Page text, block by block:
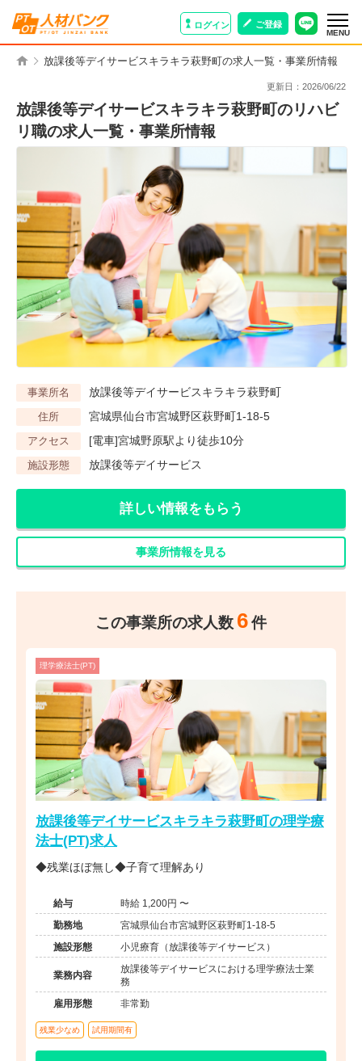
ログイン ご登録
MENU
放課後等デイサービスキラキラ萩野町の求人一覧・事業所情報
更新日： 2026/06/22
放課後等デイサービスキラキラ萩野町のリハビ
リ職の求人一覧・事業所情報
事業所名 放課後等デイサービスキラキラ萩野町
住所 宮城県仙台市宮城野区萩野町1-18-5
アクセス [電車]宮城野原駅より徒歩10分
施設形態 放課後等デイサービス
詳しい情報をもらう
事業所情報を見る
この事業所の求人数 6件
理学療法士(PT)
放課後等デイサービスキラキラ萩野町の理学療
法士(PT)求人
◆残業ほぼ無し◆子育て理解あり
給与
時給 1,200円 〜
勤務地
宮城県仙台市宮城野区萩野町1-18-5
施設形態
小児療育（放課後等デイサービス）
業務内容
放課後等デイサービスにおける理学療法士業
務
雇用形態
非常勤
残業少なめ 試用期間有